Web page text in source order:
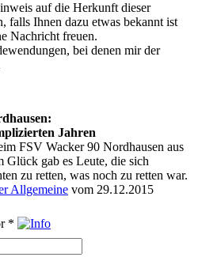
auf die Herkunft dieser
falls Ihnen dazu etwas bekannt ist
Nachricht freuen.
bei denen mir der
Jahren
FSV Wacker 90 Nordhausen aus
Glück gab es Leute, die sich
zu retten, was noch zu retten war.
Allgemeine vom 29.12.2015
*